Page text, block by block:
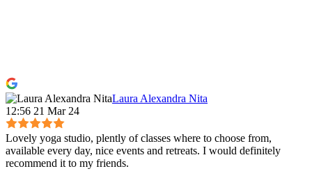
Laura Alexandra Nita
12:56 21 Mar 24
Lovely yoga studio, plently of classes where to choose from,
available every day, nice events and retreats. I would definitely
recommend it to my friends.